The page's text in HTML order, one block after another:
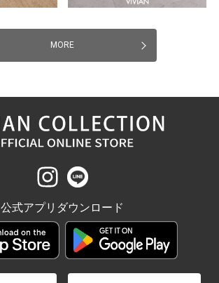
MORE
公式アプリダウンロード